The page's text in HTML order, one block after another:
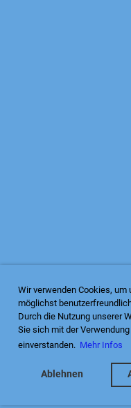
Wir verwenden Cookies, um
möglichst
Durch die Nutzung unserer
Sie sich mit der
einverstanden. Mehr Infos
Ablehnen